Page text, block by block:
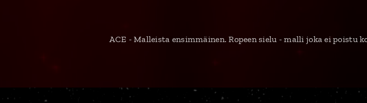
ACE - Malleista ensimmäinen. Ropeen sielu - malli joka ei poistu